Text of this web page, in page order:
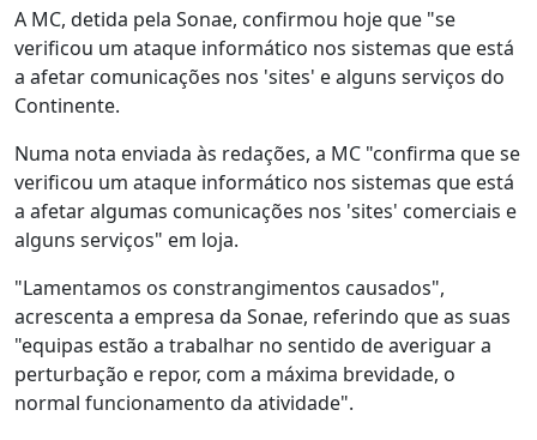
A MC, detida pela Sonae, confirmou hoje que "se
verificou um ataque informático nos sistemas que está
a afetar comunicações nos 'sites' e alguns serviços do
Continente.
Numa nota enviada às redações, a MC "confirma que se
verificou um ataque informático nos sistemas que está
a afetar algumas comunicações nos 'sites' comerciais e
alguns serviços" em loja.
"Lamentamos os constrangimentos causados",
acrescenta a empresa da Sonae, referindo que as suas
"equipas estão a trabalhar no sentido de averiguar a
perturbação e repor, com a máxima brevidade, o
normal funcionamento da atividade".